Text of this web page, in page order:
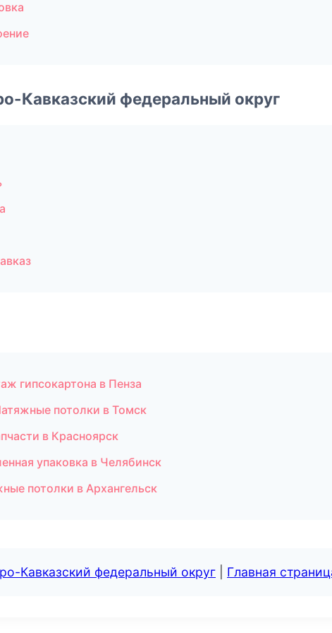
Кавказский федеральный округ
гипсокартона в Пенза
потолки в Томск
в Красноярск
упаковка в Челябинск
потолки в Архангельск
Кавказский федеральный округ Главная